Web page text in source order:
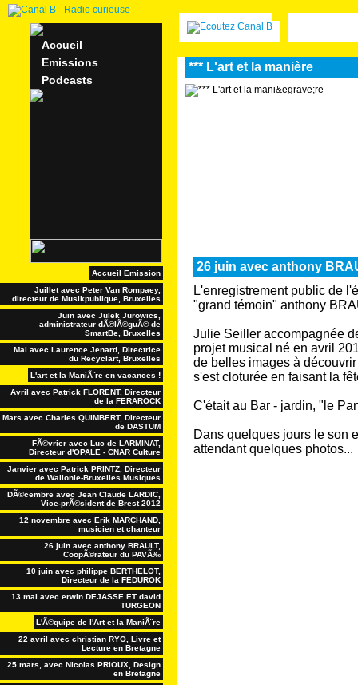
Accueil
Emissions
Podcasts
Accueil Emission
Juillet avec Peter Van Rompaey,
directeur de Musikpublique, Bruxelles
Juin avec Julek Jurowics,
administrateur dÃ©lÃ©guÃ© de
SmartBe, Bruxelles
Mai avec Laurence Jenard, Directrice
du Recyclart, Bruxelles
L'art et la ManiÃ¨re en vacances !
Avril avec Patrick FLORENT, Directeur
de la FERAROCK
Mars avec Charles QUIMBERT, Directeur
de DASTUM
FÃ©vrier avec Luc de LARMINAT,
Directeur d'OPALE - CNAR Culture
Janvier avec Patrick PRINTZ, Directeur
de Wallonie-Bruxelles Musiques
DÃ©cembre avec Jean Claude LARDIC,
Vice-prÃ©sident de Brest 2012
12 novembre avec Erik MARCHAND,
musicien et chanteur
26 juin avec anthony BRAULT,
CoopÃ©rateur du PAVÃ‰
10 juin avec philippe BERTHELOT,
Directeur de la FEDUROK
13 mai avec erwin DEJASSE ET david
TURGEON
L'Ã©quipe de l'Art et la ManiÃ¨re
22 avril avec christian RYO, Livre et
Lecture en Bretagne
25 mars, avec Nicolas PRIOUX, Design
en Bretagne
*** L'art et la manière
26 juin avec anthony
L'enregistrement public de
"grand témoin" anthony
Julie Seiller accompagnée
projet musical né en avril
de belles images à
s'est cloturée en faisant la
C'était au Bar - jardin, "le
Dans quelques jours le son
attendant quelques photos...